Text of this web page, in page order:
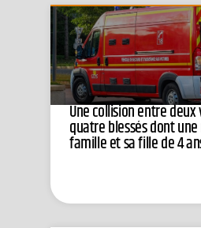
Une collision entre
quatre blessés dont
famille et sa fille de 4